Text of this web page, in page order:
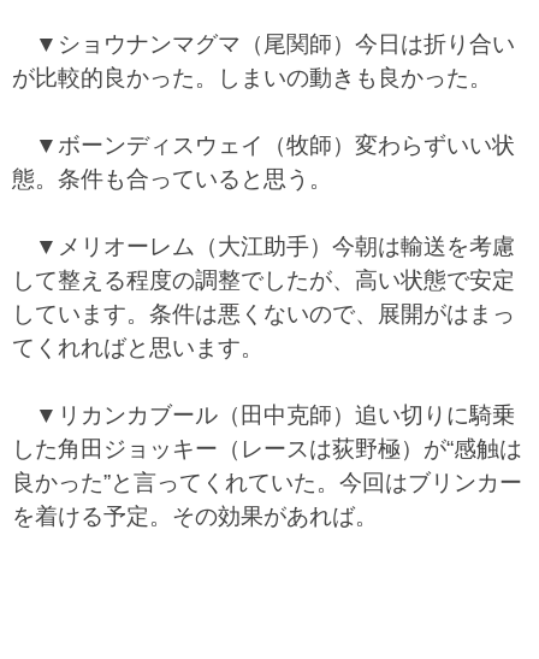
▼ショウナンマグマ（尾関師）今日は折り合い
が比較的良かった。しまいの動きも良かった。
▼ボーンディスウェイ（牧師）変わらずいい状
態。条件も合っていると思う。
▼メリオーレム（大江助手）今朝は輸送を考慮
して整える程度の調整でしたが、高い状態で安定
しています。条件は悪くないので、展開がはまっ
てくれればと思います。
▼リカンカブール（田中克師）追い切りに騎乗
した角田ジョッキー（レースは荻野極）が“感触は
良かった”と言ってくれていた。今回はブリンカー
を着ける予定。その効果があれば。